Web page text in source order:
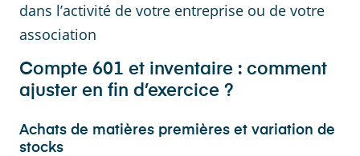
dans l’activité de votre entreprise ou de votre
association
Compte 601 et inventaire : comment
ajuster en fin d’exercice ?
Achats de matières premières et variation de
stocks